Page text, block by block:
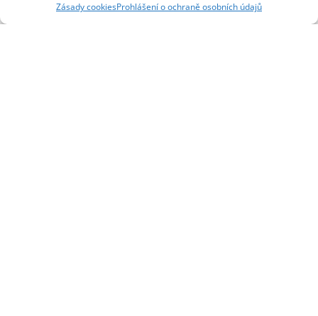
Zásady cookiesProhlášení o ochraně osobních údajů